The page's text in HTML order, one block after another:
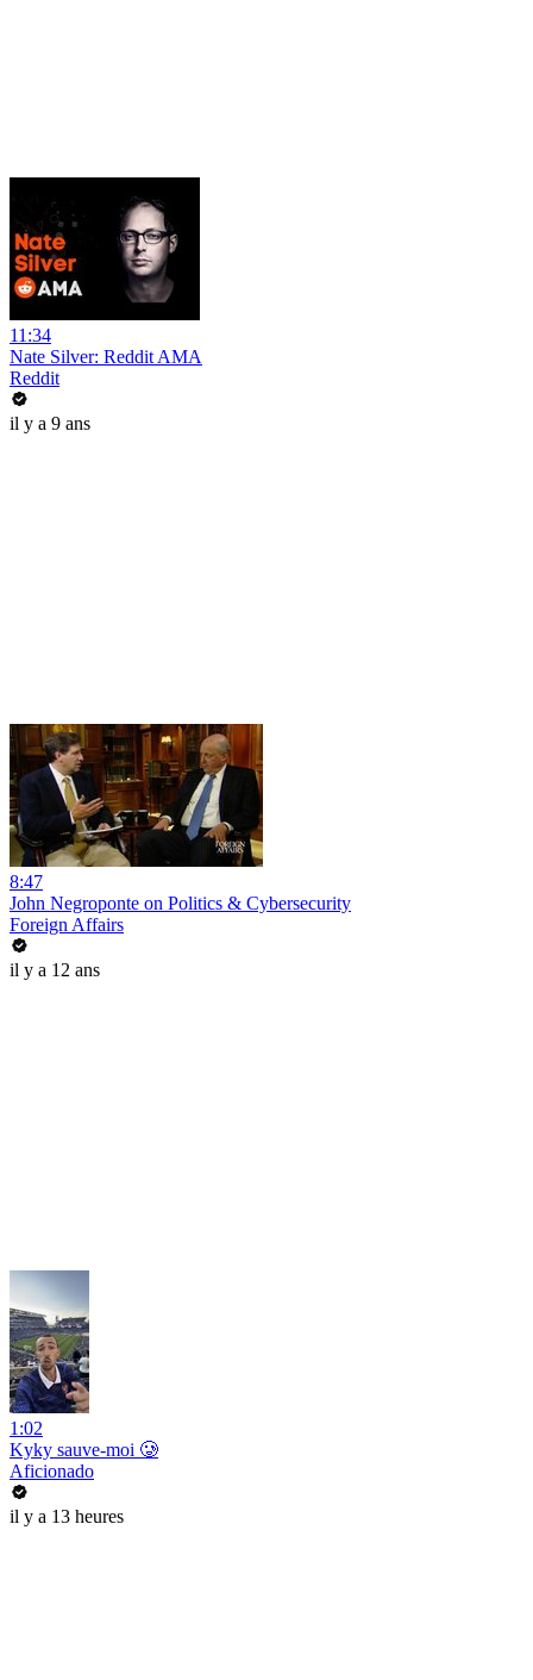
11:34
Nate Silver: Reddit AMA
Reddit
il y a 9 ans
8:47
John Negroponte on Politics & Cybersecurity
Foreign Affairs
il y a 12 ans
1:02
Kyky sauve-moi 🥲
Aficionado
il y a 13 heures